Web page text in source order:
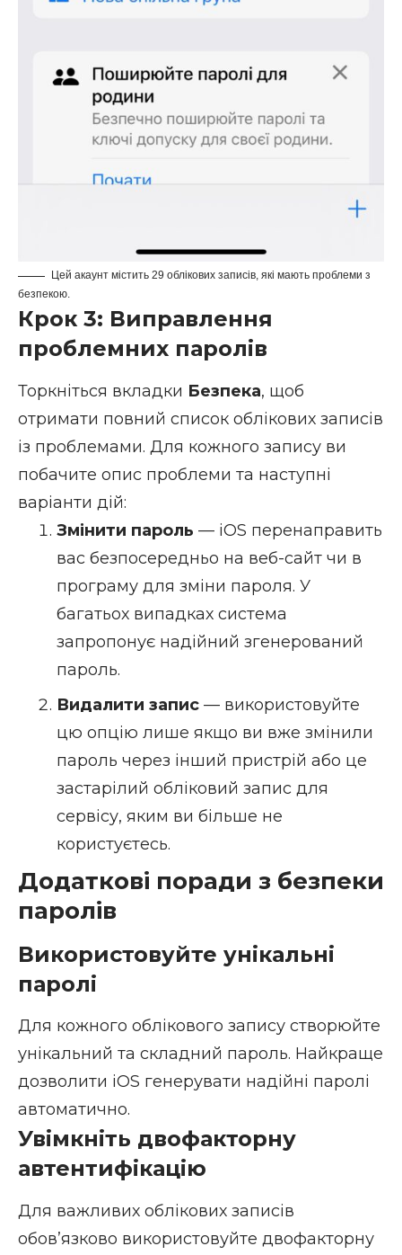
Цей акаунт містить 29 облікових записів, які мають проблеми з
безпекою.
Крок 3: Виправлення
проблемних паролів
Торкніться вкладки Безпека, щоб
отримати повний список облікових записів
із проблемами. Для кожного запису ви
побачите опис проблеми та наступні
варіанти дій:
Змінити пароль — iOS перенаправить
вас безпосередньо на веб-сайт чи в
програму для зміни пароля. У
багатьох випадках система
запропонує надійний згенерований
пароль.
Видалити запис— використовуйте
цю опцію лише якщо ви вже змінили
пароль через інший пристрій або це
застарілий обліковий запис для
сервісу, яким ви більше не
користуєтесь.
Додаткові поради з безпеки
паролів
Використовуйте унікальні
паролі
Для кожного облікового запису створюйте
унікальний та складний пароль. Найкраще
дозволити iOS генерувати надійні паролі
автоматично.
Увімкніть двофакторну
автентифікацію
Для важливих облікових записів
обов’язково використовуйте двофакторну